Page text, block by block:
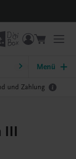
Lehrer/innen-
Menü
und Zahlung
III